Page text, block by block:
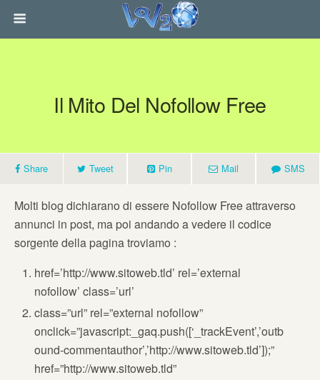
Il Mito Del Nofollow Free
Share Tweet Pin Mail SMS
Molti blog dichiarano di essere Nofollow Free attraverso
annunci in post, ma poi andando a vedere il codice
sorgente della pagina troviamo :
href=’http://www.sitoweb.tld’ rel=’external
nofollow’ class=’url’
class=”url” rel=”external nofollow”
onclick=”javascript:_gaq.push([‘_trackEvent’,’outb
ound-commentauthor’,’http://www.sitoweb.tld’]);”
href=”http://www.sitoweb.tld”